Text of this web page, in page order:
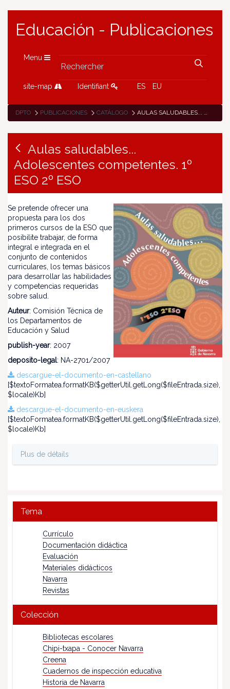
Educación - Publicaciones
Menu
site-map Identifiant ES EU
DPTO PUBLICACIONES CATÁLOGO AULAS SALUDABLES... ADOLESCENTES COMPETENTES. 1º ESO 2º ESO
Aulas saludables...
Adolescentes competentes. 1º
ESO 2º ESO
Se pretende ofrecer una
propuesta para los dos
primeros cursos de la ESO que
posibilite trabajar, de forma
integral e integrada en el
conjunto de contenidos
curriculares, los temas básicos
para desarrollar las habilidades
y competencias requeridas
sobre salud.
Auteur: Comisión Técnica de
los Departamentos de
Educación y Salud
publish-year: 2007
deposito-legal: NA-2701/2007
descargue-el-documento-en-castellano
[$textoFormatea.formatKB($getterUtil.getLong($fileEntrada.size),
$locale)Kb]
descargue-el-documento-en-euskera
[$textoFormatea.formatKB($getterUtil.getLong($fileEntrada.size),
$locale)Kb]
Plus de détails
Tema
Currículo
Documentación didáctica
Evaluación
Materiales didácticos
Navarra
Revistas
Colección
Bibliotecas escolares
Chipi-txapa - Conocer Navarra
Creena
Cuadernos de inspección educativa
Historia de Navarra